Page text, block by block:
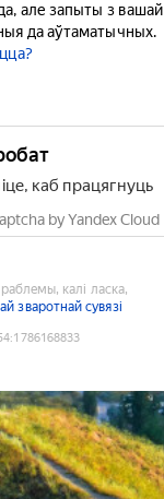
але запыты з вашай
да аўтаматычных.
каб працягнуць
by Yandex Cloud
калі ласка,
зваротнай сувязі
:1786168833